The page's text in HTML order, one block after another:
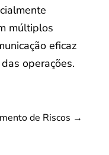
múltiplos
eficaz
operações.
de Riscos →